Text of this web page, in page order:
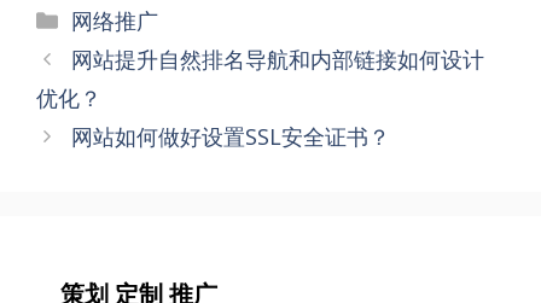
分
类
网络推广
文
章
导
航
网站提升自然排名导航和内部链接如何设计
优化？
网站如何做好设置SSL安全证书？
策划 定制 推广